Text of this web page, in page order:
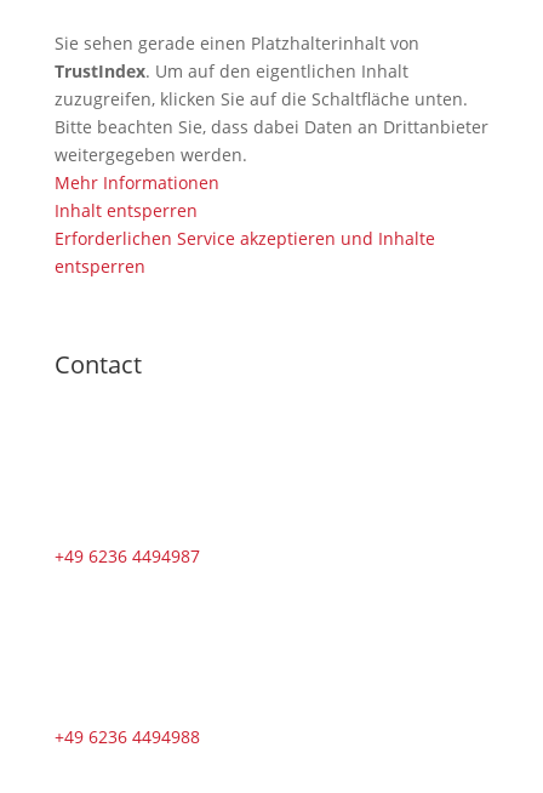
Sie sehen gerade einen Platzhalterinhalt von
TrustIndex. Um auf den eigentlichen Inhalt
zuzugreifen, klicken Sie auf die Schaltfläche unten.
Bitte beachten Sie, dass dabei Daten an Drittanbieter
weitergegeben werden.
Mehr Informationen
Inhalt entsperren
Erforderlichen Service akzeptieren und Inhalte
entsperren
Contact
+49 6236 4494987
+49 6236 4494988